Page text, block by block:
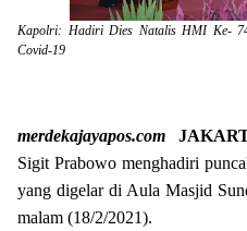
Kapolri: Hadiri Dies Natalis HMI Ke-
Covid-19
merdekajayapos.com
Sigit Prabowo menghadiri
yang digelar di Aula Masjid
malam (18/2/2021).